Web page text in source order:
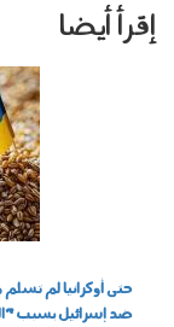
إقرأ أيضا
حتى أوكرانيا لم
ضد إسرائيل بسبب